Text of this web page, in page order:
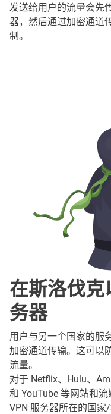
发送给用户的流量会先
器，然后通过加密通道
制。
在斯洛伐克
务器
用户与另一个国家的服
加密通道传输。这可以
流量。
对于 Netflix、Hulu、
和 YouTube 等网站和
VPN 服务器所在的国家